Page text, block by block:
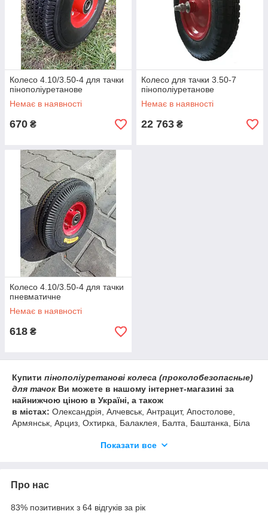
Колесо 4.10/3.50-4 для тачки
пінополіуретанове
Немає в наявності
670 ₴
Колесо для тачки 3.50-7
пінополіуретанове
Немає в наявності
22 763 ₴
Колесо 4.10/3.50-4 для тачки
пневматичне
Немає в наявності
618 ₴
Купити пінополіуретанові колеса (проколобезопасные)
для тачокВи можете в нашому інтернет-магазині за
найнижчою ціною в Україні, а також
в містах: Олександрія, Алчевськ, Антрацит, Апостолове,
Армянськ, Арциз, Охтирка, Балаклея, Балта, Баштанка, Біла
Бобринець, Болград, Бровари, Бориспіль, Броди, Буринь,
Генічеськ, Глобине, Глухів, Городище, Містечко, Гребінка,
Дніпропетровськ, Дніпродзержинськ, Долина, Долинська,
Дрогобич, Дубно, Дунаївці, Жовті Води, Житомир, Запоріжжя,
Звенигородка, Зіньків, Знам'янка, Золотоноша, Івано-
Показати все
Про нас
83% позитивних з 64 відгуків за рік